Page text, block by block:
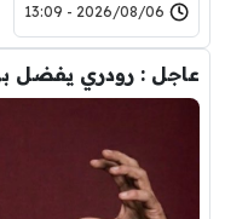
2026/08/06 - 13:09
عاجل : رودري يفضل